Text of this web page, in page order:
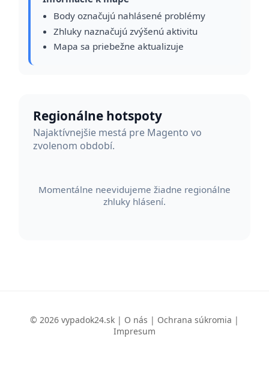
Body označujú nahlásené problémy
Zhluky naznačujú zvýšenú aktivitu
Mapa sa priebežne aktualizuje
Regionálne hotspoty
Najaktívnejšie mestá pre Magento vo
zvolenom období.
Momentálne neevidujeme žiadne regionálne
zhluky hlásení.
© 2026 vypadok24.sk | O nás | Ochrana súkromia |
Impresum